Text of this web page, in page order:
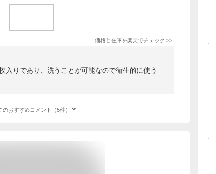
価格と在庫を楽天でチェック >>
入りであり、洗うことが可能なので衛生的に使う
のおすすめコメント（5件）